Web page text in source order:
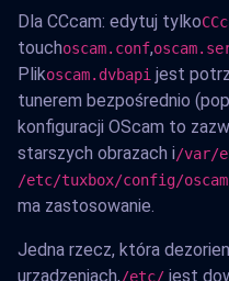
Dla CCcam: edytuj tylko
touchoscam.conf,
Plikoscam.dvbapi jest
tunerem bezpośrednio
konfiguracji OScam to
starszych obrazach i/var/
/etc/tuxbox/config/
ma zastosowanie.
Jedna rzecz, która
urządzeniach,/etc/ jest